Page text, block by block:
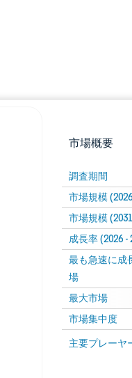
市場概要
調査期間
市場規模
市場規模
成長率 (2026 -
最も急速に成
場
最大市場
市場集中度
主要プレーヤ
画像 © Mordor
用にはCC BY 4.0の表示が必要で